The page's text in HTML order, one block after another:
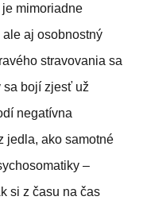
mimoriadne
aj osobnostný
stravovania sa
sa bojí zjesť už
negatívna
jedla, ako samotné
–
si z času na čas